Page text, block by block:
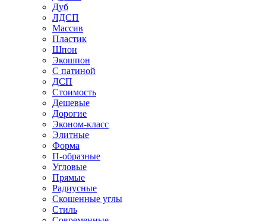
Дуб
ЛДСП
Массив
Пластик
Шпон
Экошпон
С патиной
ДСП
Стоимость
Дешевые
Дорогие
Эконом-класс
Элитные
Форма
П-образные
Угловые
Прямые
Радиусные
Скошенные углы
Стиль